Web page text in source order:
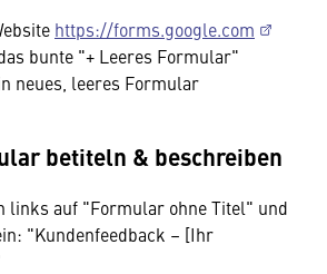
https://forms.google.com
bunte "+ Leeres Formular"
neues, leeres Formular
betiteln & beschreiben
links auf "Formular ohne Titel" und
"Kundenfeedback – [Ihr